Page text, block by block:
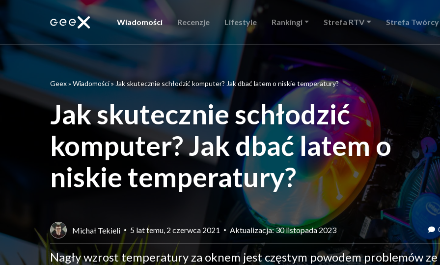
Wiadomości Recenzje Lifestyle Rankingi Strefa RTV Strefa Twórcy
Geex» Wiadomości» Jak skutecznie schłodzić komputer? Jak dbać latem o niskie temperatury?
Jak skutecznie schłodzić
komputer? Jak dbać latem o
niskie temperatury?
Michał Tekieli 5 lat temu, 2 czerwca 2021 Aktualizacja: 30 listopada 2023
Nagły wzrost temperatury za oknem jest częstym powodem problemów ze